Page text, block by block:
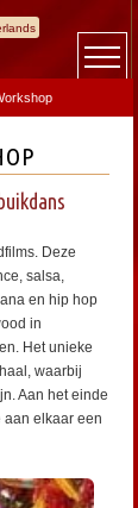
Deze
salsa,
en hip hop
in
Het unieke
waarbij
Aan het einde
aan elkaar een